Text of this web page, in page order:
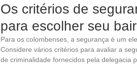
Os critérios de
para escolher seu
Para os colombenses, a segurança é um
Considere vários critérios para avaliar a
de criminalidade fornecidos pela delegacia